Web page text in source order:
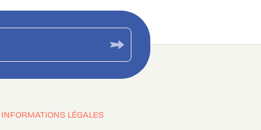
INFORMATIONS LÉGALES